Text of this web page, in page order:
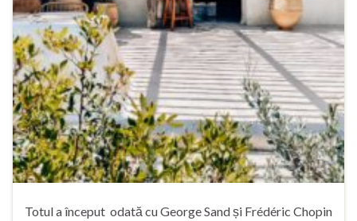
Totul a început odată cu George Sand și Frédéric Chopin